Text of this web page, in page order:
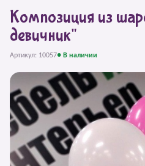
Композиция из
девичник"
Артикул: 10057● В наличии